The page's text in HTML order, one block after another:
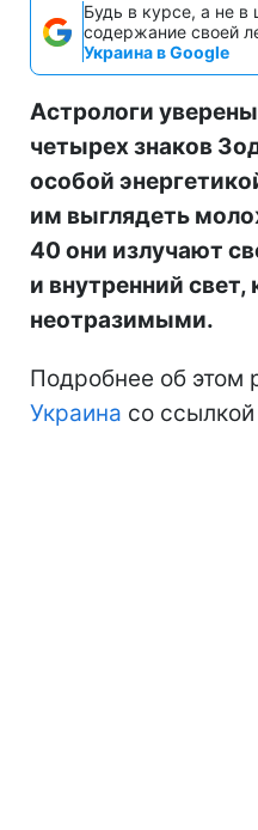
Будь в курсе, а не в
содержание своей
Украина в Google
Астрологи
четырех знаков
особой
им выглядеть
40 они излучают
и внутренний
неотразимыми.
Подробнее об этом
Украина со ссылкой